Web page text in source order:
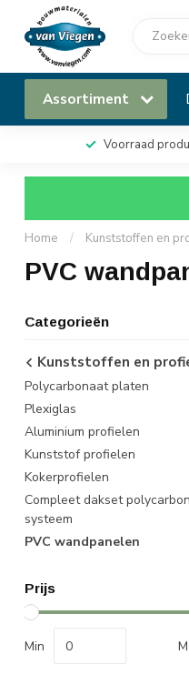
Assortiment
Voorraad
Home / Kunststoffen en
PVC
Categorieën
Kunststoffen en
Polycarbonaat platen
Plexiglas
Aluminium profielen
Kunststof profielen
Kokerprofielen
Compleet dakset
systeem
PVC wandpanelen
Prijs
Min